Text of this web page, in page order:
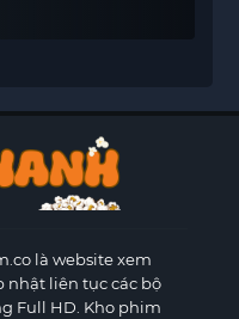
là website xem
nhật liên tục các bộ
Full HD. Kho phim